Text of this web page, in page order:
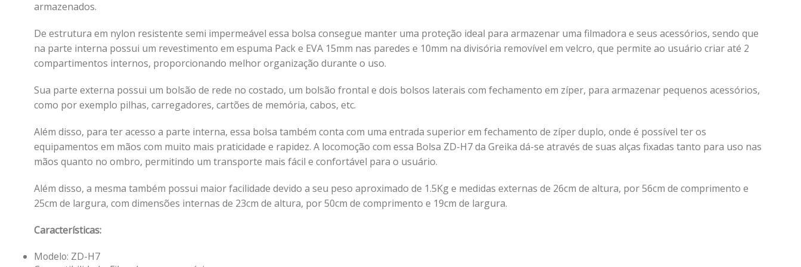
armazenados.
De estrutura em nylon resistente semi impermeável essa bolsa consegue manter uma proteção ideal para armazenar uma filmadora e seus acessórios, sendo que
na parte interna possui um revestimento em espuma Pack e EVA 15mm nas paredes e 10mm na divisória removível em velcro, que permite ao usuário criar até 2
compartimentos internos, proporcionando melhor organização durante o uso.
Sua parte externa possui um bolsão de rede no costado, um bolsão frontal e dois bolsos laterais com fechamento em zíper, para armazenar pequenos acessórios,
como por exemplo pilhas, carregadores, cartões de memória, cabos, etc.
Além disso, para ter acesso a parte interna, essa bolsa também conta com uma entrada superior em fechamento de zíper duplo, onde é possível ter os
equipamentos em mãos com muito mais praticidade e rapidez. A locomoção com essa Bolsa ZD-H7 da Greika dá-se através de suas alças fixadas tanto para uso nas
mãos quanto no ombro, permitindo um transporte mais fácil e confortável para o usuário.
Além disso, a mesma também possui maior facilidade devido a seu peso aproximado de 1.5Kg e medidas externas de 26cm de altura, por 56cm de comprimento e
25cm de largura, com dimensões internas de 23cm de altura, por 50cm de comprimento e 19cm de largura.
Características:
Modelo: ZD-H7